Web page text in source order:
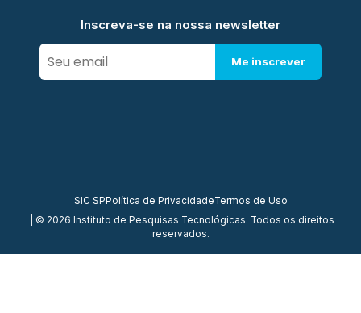
Inscreva-se na nossa newsletter
Me inscrever
SIC SPPolítica de PrivacidadeTermos de Uso
| © 2026 Instituto de Pesquisas Tecnológicas. Todos os direitos
reservados.